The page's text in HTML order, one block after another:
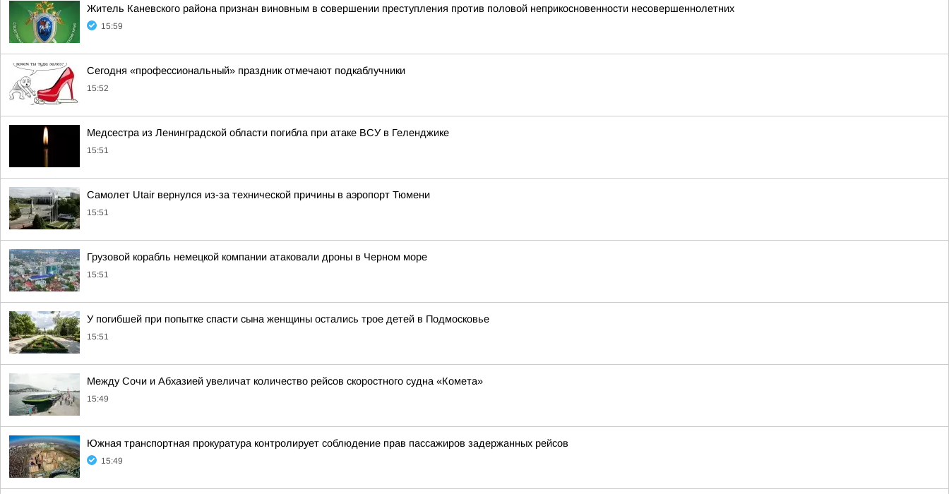
Житель Каневского района признан виновным в совершении преступления против половой неприкосновенности несовершеннолетних
15:59
Сегодня «профессиональный» праздник отмечают подкаблучники
15:52
Медсестра из Ленинградской области погибла при атаке ВСУ в Геленджике
15:51
Самолет Utair вернулся из-за технической причины в аэропорт Тюмени
15:51
Грузовой корабль немецкой компании атаковали дроны в Черном море
15:51
У погибшей при попытке спасти сына женщины остались трое детей в Подмосковье
15:51
Между Сочи и Абхазией увеличат количество рейсов скоростного судна «Комета»
15:49
Южная транспортная прокуратура контролирует соблюдение прав пассажиров задержанных рейсов
15:49